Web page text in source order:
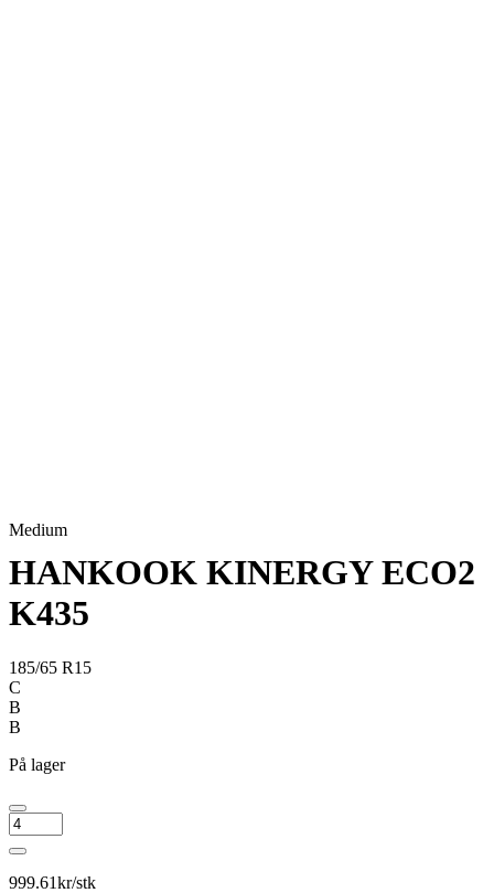
Medium
HANKOOK KINERGY ECO2
K435
185/65 R15
C
B
B
På lager
HANKOOK
KINERGY
ECO2
K435
999.61kr/stk